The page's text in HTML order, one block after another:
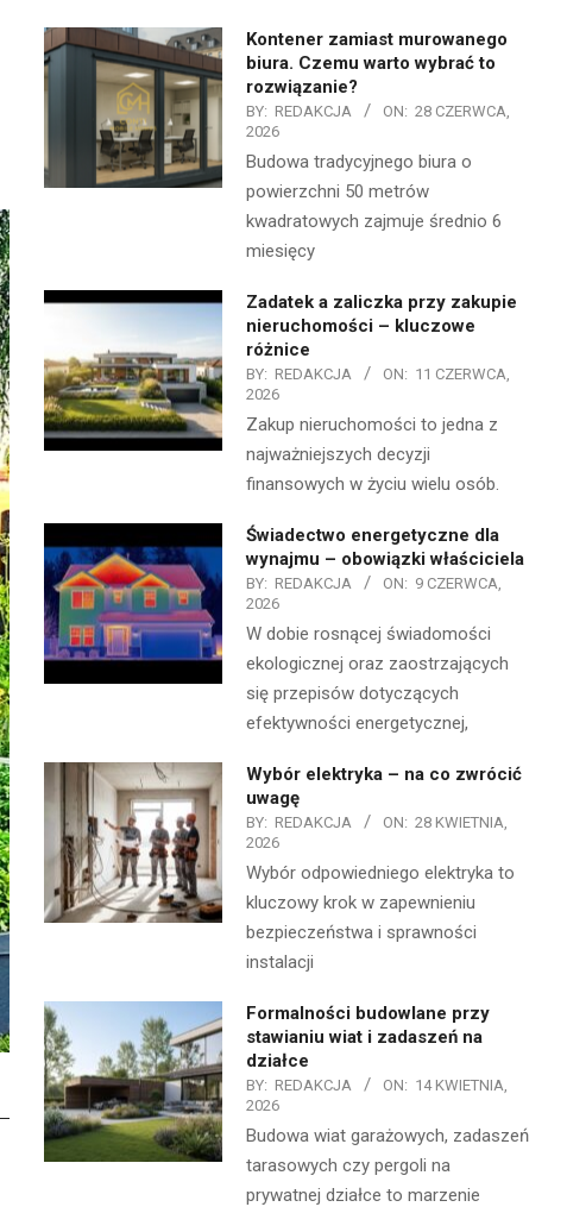
Kontener zamiast murowanego
biura. Czemu warto wybrać to
rozwiązanie?
BY: REDAKCJA ON: 28 CZERWCA,
2026
Budowa tradycyjnego biura o
powierzchni 50 metrów
kwadratowych zajmuje średnio 6
miesięcy
Zadatek a zaliczka przy zakupie
nieruchomości – kluczowe
różnice
BY: REDAKCJA ON: 11 CZERWCA,
2026
Zakup nieruchomości to jedna z
najważniejszych decyzji
finansowych w życiu wielu osób.
Świadectwo energetyczne dla
wynajmu – obowiązki właściciela
BY: REDAKCJA ON: 9 CZERWCA,
2026
W dobie rosnącej świadomości
ekologicznej oraz zaostrzających
się przepisów dotyczących
efektywności energetycznej,
Wybór elektryka – na co zwrócić
uwagę
BY: REDAKCJA ON: 28 KWIETNIA,
2026
Wybór odpowiedniego elektryka to
kluczowy krok w zapewnieniu
bezpieczeństwa i sprawności
instalacji
Formalności budowlane przy
stawianiu wiat i zadaszeń na
działce
BY: REDAKCJA ON: 14 KWIETNIA,
2026
Budowa wiat garażowych, zadaszeń
tarasowych czy pergoli na
prywatnej działce to marzenie